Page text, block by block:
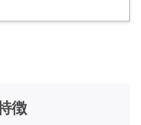
徴